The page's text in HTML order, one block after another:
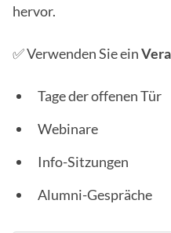
hervor.
✅ Verwenden Sie ein
Tage der offenen Tür
Webinare
Info-Sitzungen
Alumni-Gespräche